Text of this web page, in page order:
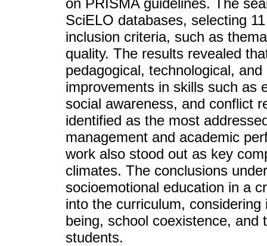
SciELO databases, selecting
inclusion criteria, such as
quality. The results revealed
pedagogical, technological,
improvements in skills such as
social awareness, and conflict
identified as the most
management and academic
work also stood out as key
climates. The conclusions
socioemotional education in a
into the curriculum,
being, school coexistence, and
students.